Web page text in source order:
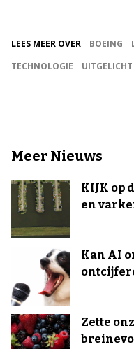
LEES MEER OVER BOEING
TECHNOLOGIE
UITGELICHT
Meer Nieuws
KIJK op
en
Kan AI
Zette